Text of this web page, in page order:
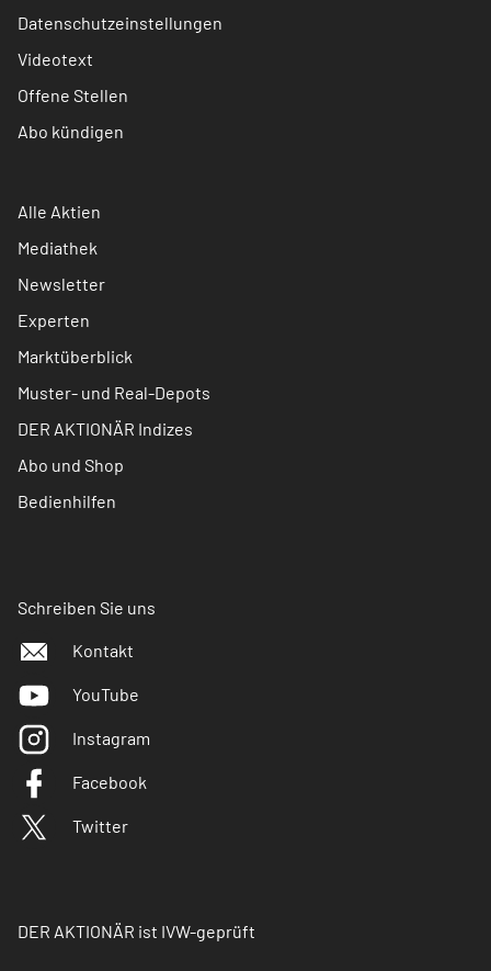
Datenschutzeinstellungen
Videotext
Offene Stellen
Abo kündigen
Alle Aktien
Mediathek
Newsletter
Experten
Marktüberblick
Muster- und Real-Depots
DER AKTIONÄR Indizes
Abo und Shop
Bedienhilfen
Schreiben Sie uns
Kontakt
YouTube
Instagram
Facebook
Twitter
DER AKTIONÄR ist IVW-geprüft